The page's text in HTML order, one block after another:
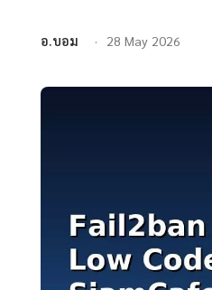
อ.บอม 28 May 2026